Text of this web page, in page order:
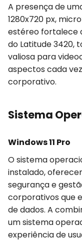
A presença de
1280x720 px,
estéreo fortalece
do Latitude 3420,
valiosa para
aspectos cada
corporativo.
Sistema
Windows 11 Pro
O sistema
instalado,
segurança e
corporativos que
de dados. A
um sistema
experiência de